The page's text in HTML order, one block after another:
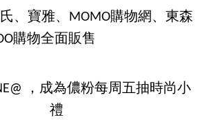
、寶雅、MOMO購物網、東森
購物全面販售
，成為儂粉每周五抽時尚小
禮